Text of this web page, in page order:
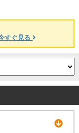
くは24時間対応可能
わせ下さい！
すぐ見る